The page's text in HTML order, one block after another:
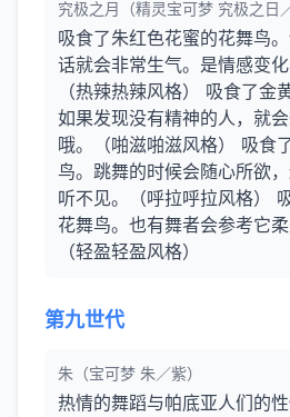
究极之月（精灵宝可梦 究极之日
吸食了朱红色花蜜的花舞鸟
话就会非常生气。是情感变化
（热辣热辣风格） 吸食了金
如果发现没有精神的人，就
哦。（啪滋啪滋风格） 吸食
鸟。跳舞的时候会随心所欲
听不见。（呼拉呼拉风格）
花舞鸟。也有舞者会参考它柔
（轻盈轻盈风格）
第九世代
朱（宝可梦 朱／紫）
热情的舞蹈与帕底亚人们的性